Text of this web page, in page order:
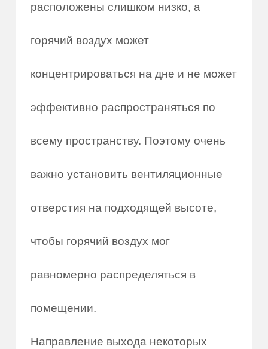
расположены слишком низко, а
горячий воздух может
концентрироваться на дне и не может
эффективно распространяться по
всему пространству. Поэтому очень
важно установить вентиляционные
отверстия на подходящей высоте,
чтобы горячий воздух мог
равномерно распределяться в
помещении.
Направление выхода некоторых